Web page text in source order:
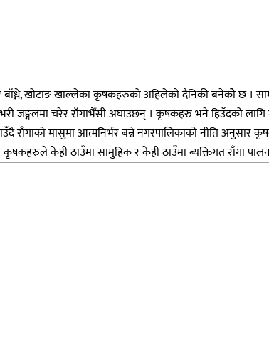
बाँध्ने, खोटाङ खाल्लेका कृषकहरुको अहिलेको दैनिकी बनेकोे
जङ्गलमा चरेर राँगाभैँसी अघाउछन् । कृषकहरु भने हिउँदको
राँगाको मासुमा आत्मनिर्भर बन्ने नगरपालिकाको नीति
केही ठाउँमा सामुहिक र केही ठाउँमा ब्यक्तिगत राँगा